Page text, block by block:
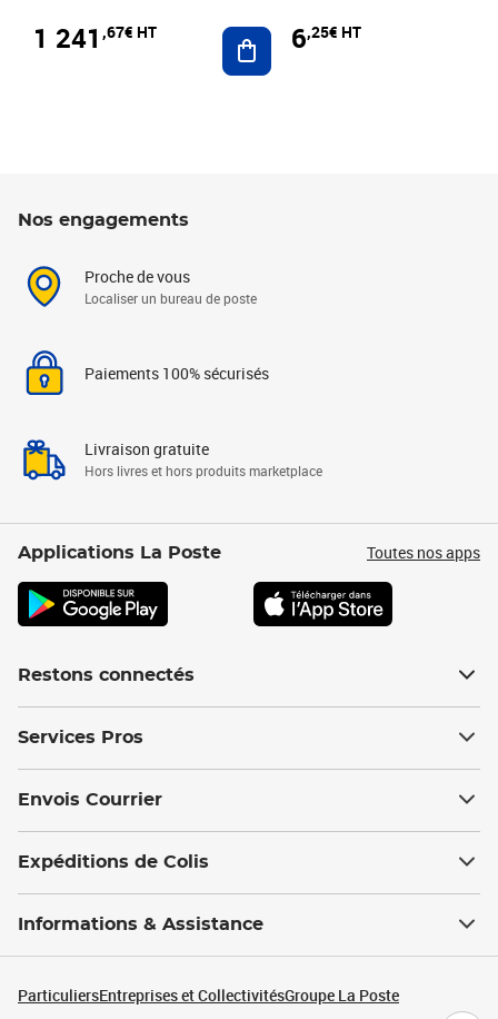
1 241 ,67€ HT Ajouter au panier
6,25€ HT
Nos engagements
Proche de vous
Localiser un bureau de poste
Paiements 100% sécurisés
Livraison gratuite
Hors livres et hors produits marketplace
Applications La Poste Toutes nos apps
Restons connectés
Services Pros
Envois Courrier
Expéditions de Colis
Informations & Assistance
ParticuliersEntreprises et CollectivitésGroupe La Poste